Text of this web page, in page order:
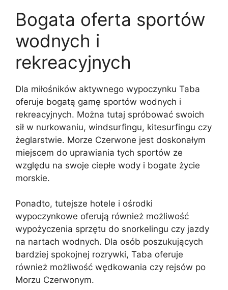
Bogata oferta sportów
wodnych i
rekreacyjnych
Dla miłośników aktywnego wypoczynku Taba
oferuje bogatą gamę sportów wodnych i
rekreacyjnych. Można tutaj spróbować swoich
sił w nurkowaniu, windsurfingu, kitesurfingu czy
żeglarstwie. Morze Czerwone jest doskonałym
miejscem do uprawiania tych sportów ze
względu na swoje ciepłe wody i bogate życie
morskie.
Ponadto, tutejsze hotele i ośrodki
wypoczynkowe oferują również możliwość
wypożyczenia sprzętu do snorkelingu czy jazdy
na nartach wodnych. Dla osób poszukujących
bardziej spokojnej rozrywki, Taba oferuje
również możliwość wędkowania czy rejsów po
Morzu Czerwonym.